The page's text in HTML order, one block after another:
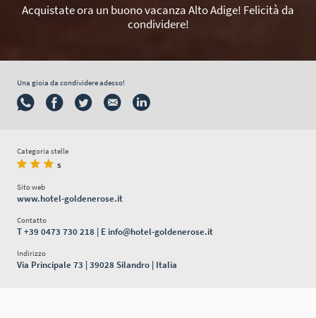
Acquistate ora un buono vacanza Alto Adige! Felicità da
condividere!
Una gioia da condividere adesso!
Categoria stelle
s
Sito web
www.hotel-goldenerose.it
Contatto
T+39 0473 730 218 | E info@hotel-goldenerose.it
Indirizzo
Via Principale 73 | 39028 Silandro | Italia